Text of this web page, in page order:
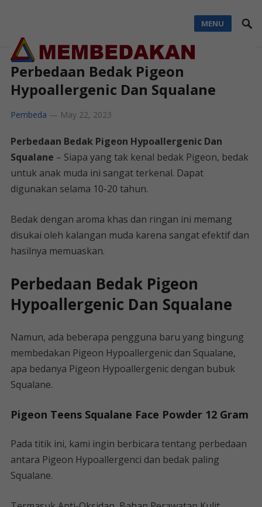
MENU
Perbedaan Bedak Pigeon
Hypoallergenic Dan Squalane
Pembeda — May 22, 2023
Perbedaan Bedak Pigeon Hypoallergenic Dan
Squalane – Siapa yang tak kenal bedak Pigeon, bedak
untuk anak muda ini sangat terkenal. Dapat
digunakan selama 10-20 tahun.
Bedak dengan aroma khas dan ringan ini memang
disukai oleh kalangan muda karena sangat efektif dan
hasilnya memuaskan.
Perbedaan Bedak Pigeon
Hypoallergenic Dan Squalane
Namun, ada beberapa pengguna baru yang bingung
membedakan Pigeon Hypoallergenic dan Squalane,
apa bedanya Pigeon Hypoallergenic dengan bubuk
Squalane.
Pigeon Teens Squalane Face Powder 12 Gram
Pada titik ini, kami ingin berbicara tentang perbedaan
antara Pigeon Hypoallergenci dan bedak paling
Squalane.